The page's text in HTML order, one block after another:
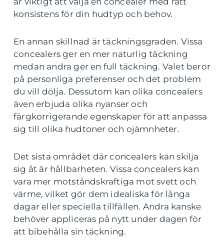
konsistens för din hudtyp och behov.
En annan skillnad är täckningsgraden. Vissa
concealers ger en mer naturlig täckning
medan andra ger en full täckning. Valet beror
på personliga preferenser och det problem
du vill dölja. Dessutom kan olika concealers
även erbjuda olika nyanser och
färgkorrigerande egenskaper för att anpassa
sig till olika hudtoner och ojämnheter.
Det sista området där concealers kan skilja
sig åt är hållbarheten. Vissa concealers kan
vara mer motståndskraftiga mot svett och
värme, vilket gör dem idealiska för långa
dagar eller speciella tillfällen. Andra kanske
behöver appliceras på nytt under dagen för
att bibehålla sin täckning.